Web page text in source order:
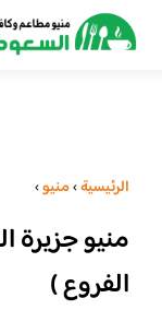
الرئيسية›منيو›
منيو جزيرة
الفروع )